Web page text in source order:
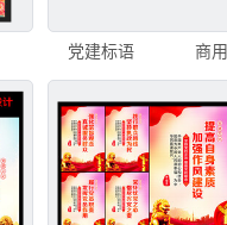
党建标语 商